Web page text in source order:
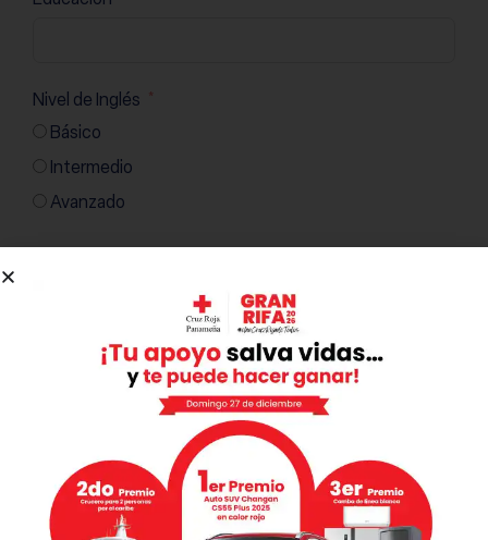
Nivel de Inglés
Básico
Intermedio
Avanzado
ÚLTIMA EXPERIENCIA LABORAL ▼
Posición